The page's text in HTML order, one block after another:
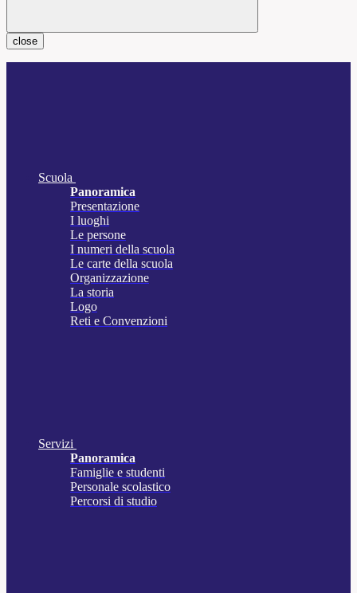
close
Scuola
Panoramica
Presentazione
I luoghi
Le persone
I numeri della scuola
Le carte della scuola
Organizzazione
La storia
Logo
Reti e Convenzioni
Servizi
Panoramica
Famiglie e studenti
Personale scolastico
Percorsi di studio